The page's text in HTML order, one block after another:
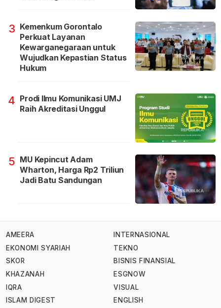
3 Kemenkum Gorontalo
Perkuat Layanan
Kewarganegaraan untuk
Wujudkan Kepastian Status
Hukum
4 Prodi Ilmu Komunikasi UMJ
Raih Akreditasi Unggul
5 MU Kepincut Adam
Wharton, Harga Rp2 Triliun
Jadi Batu Sandungan
AMEERA
EKONOMI SYARIAH
SKOR
KHAZANAH
IQRA
ISLAM DIGEST
INTERNASIONAL
TEKNO
BISNIS FINANSIAL
ESGNOW
VISUAL
ENGLISH